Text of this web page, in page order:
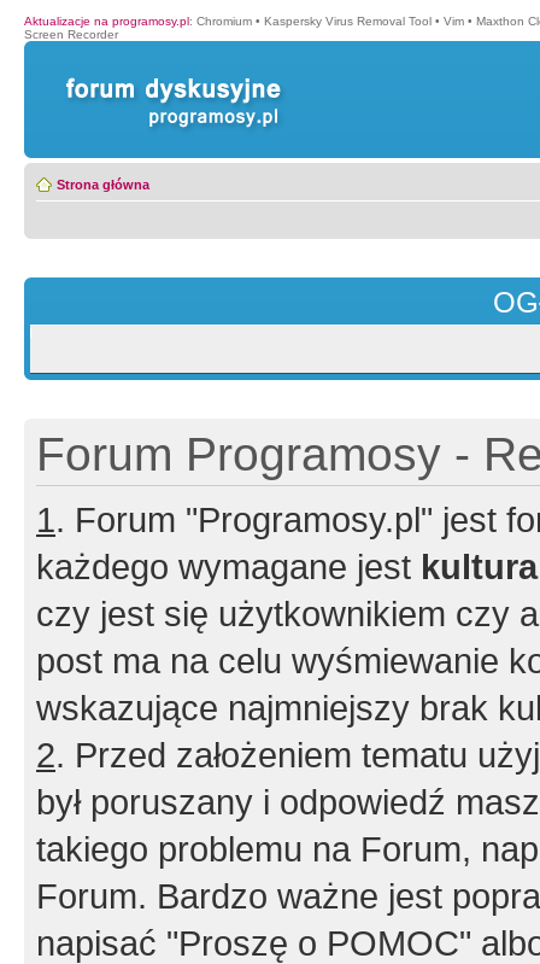
Aktualizacje na programosy.pl: Chromium • Kaspersky Virus Removal Tool • Vim • Maxthon
Screen Recorder
Strona główna
Forum Programosy -
1. Forum "Programosy.pl" jest
każdego wymagane jest
czy jest się użytkownikiem czy
post ma na celu wyśmiewanie
wskazujące najmniejszy brak
2. Przed założeniem tematu
był poruszany i odpowiedź
takiego problemu na Forum,
Forum. Bardzo ważne jest
napisać "Proszę o POMOC"